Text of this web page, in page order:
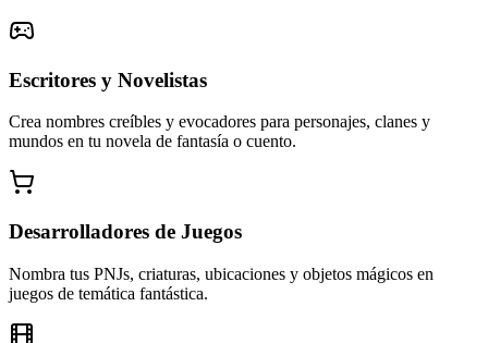
Escritores y Novelistas
Crea nombres creíbles y evocadores para personajes, clanes y
mundos en tu novela de fantasía o cuento.
Desarrolladores de Juegos
Nombra tus PNJs, criaturas, ubicaciones y objetos mágicos en
juegos de temática fantástica.